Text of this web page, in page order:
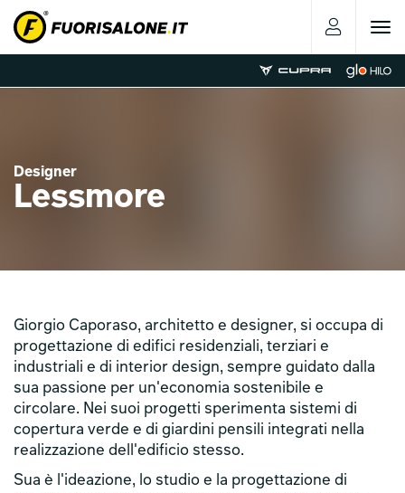
Toggle
Designer
Lessmore
Giorgio Caporaso, architetto e designer, si occupa di
progettazione di edifici residenziali, terziari e
industriali e di interior design, sempre guidato dalla
sua passione per un'economia sostenibile e
circolare. Nei suoi progetti sperimenta sistemi di
copertura verde e di giardini pensili integrati nella
realizzazione dell'edificio stesso.
Sua è l'ideazione, lo studio e la progettazione di